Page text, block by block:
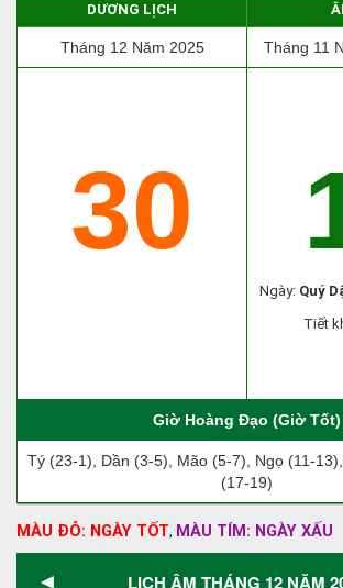
DƯƠNG LỊCH
Tháng 12 Năm 2025 Tháng 11
30
Ngày: Quý
Tiết
Giờ Hoàng Đạo (Giờ Tốt)
Tý (23-1), Dần (3-5), Mão (5-7), Ngọ (11-
(17-19)
MÀU ĐỎ: NGÀY TỐT, MÀU TÍM: NGÀY XẤU
◄ LỊCH ÂM THÁNG 12 NĂM